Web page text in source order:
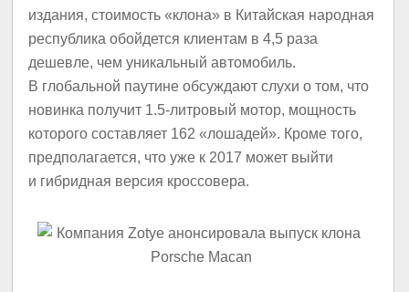
издания, стоимость «клона» в Китайская народная
республика обойдется клиентам в 4,5 раза
дешевле, чем уникальный автомобиль.
В глобальной паутине обсуждают слухи о том, что
новинка получит 1.5-литровый мотор, мощность
которого составляет 162 «лошадей». Кроме того,
предполагается, что уже к 2017 может выйти
и гибридная версия кроссовера.